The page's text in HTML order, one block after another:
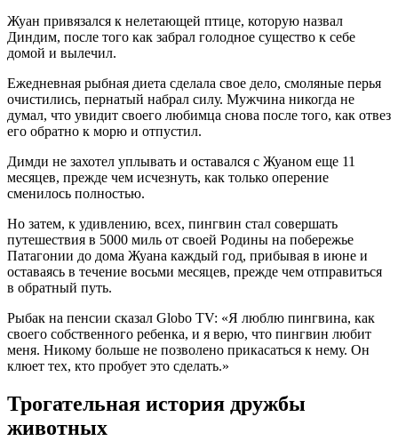
Жуан привязался к нелетающей птице, которую назвал
Диндим, после того как забрал голодное существо к себе
домой и вылечил.
Ежедневная рыбная диета сделала свое дело, смоляные перья
очистились, пернатый набрал силу. Мужчина никогда не
думал, что увидит своего любимца снова после того, как отвез
его обратно к морю и отпустил.
Димди не захотел уплывать и оставался с Жуаном еще 11
месяцев, прежде чем исчезнуть, как только оперение
сменилось полностью.
Но затем, к удивлению, всех, пингвин стал совершать
путешествия в 5000 миль от своей Родины на побережье
Патагонии до дома Жуана каждый год, прибывая в июне и
оставаясь в течение восьми месяцев, прежде чем отправиться
в обратный путь.
Рыбак на пенсии сказал Globo TV: «Я люблю пингвина, как
своего собственного ребенка, и я верю, что пингвин любит
меня. Никому больше не позволено прикасаться к нему. Он
клюет тех, кто пробует это сделать.»
Трогательная история дружбы
животных